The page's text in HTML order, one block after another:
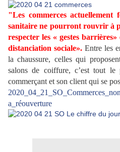
"Les commerces
sanitaire ne pourront rouvrir à
respecter les « gestes
distanciation sociale».Entre les
la chaussure, celles qui
salons de coiffure, c’est tout le
commerçant et son client qui se
a_réouverture